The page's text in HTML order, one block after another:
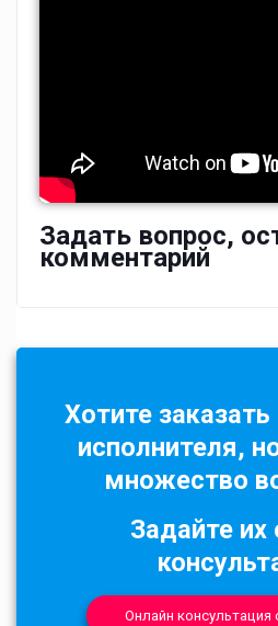
Задать вопрос,
комментарий
Хотите
исполнителя,
множество
Задайте их
Онлайн консультация